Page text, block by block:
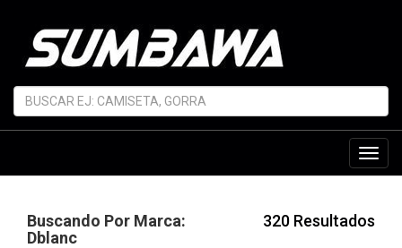
Buscando Por Marca:
Dblanc
320 Resultados